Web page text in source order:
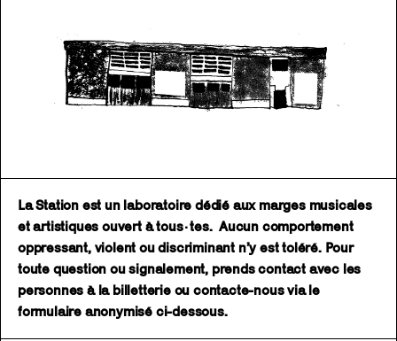
La Station est un laboratoire dédié aux marges musicales
et artistiques ouvert à tous·tes. Aucun comportement
oppressant, violent ou discriminant n’y est toléré. Pour
toute question ou signalement, prends contact avec les
personnes à la billetterie ou contacte-nous via le
formulaire anonymisé ci-dessous.